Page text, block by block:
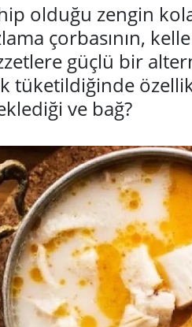
olduğu zengin
çorbasının,
güçlü bir
tüketildiğinde
ve bağ?